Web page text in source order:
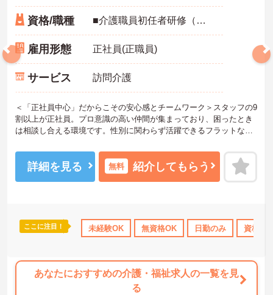
無資格OK 年間休日110日以上 ブランクOK 資格取得サポ
資格/職種 ■介護職員初任者研修（ヘルパー2級）以上 ※無資格・未経験も相談可
雇用形態 正社員(正職員)
サービス 訪問介護
＜「正社員中心」だからこその安心感とチームワーク＞スタッフの9
割以上が正社員。プロ意識の高い仲間が集まっており、困ったとき
は相談し合える環境です。性別に関わらず活躍できるフラットな雰
＜電動自転車でラクラク移動！身体への負担を軽減＞会社から1人1
台、専用の電動自転車が支給されます（一部例外あり）。お客様の
ご自宅への移動が快適になるだけでなく、貸与された自転車での通
す。賞与は年2回あり、資格手当や土日出勤手当も充実。キャリアパ
スも明確で、管理者へのステップアップなど、頑張りに応じて収入
詳細を見る 無料 紹介してもらう
ここに注目！ 未経験OK 無資格OK 日勤のみ 資格取
あなたにおすすめの介護・福祉求人の一覧を見
る